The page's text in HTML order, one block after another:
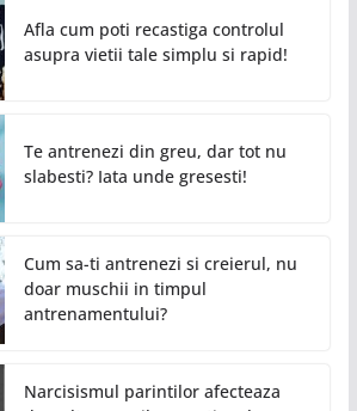
Afla cum poti recastiga controlul
asupra vietii tale simplu si rapid!
Te antrenezi din greu, dar tot nu
slabesti? Iata unde gresesti!
Cum sa-ti antrenezi si creierul, nu
doar muschii in timpul
antrenamentului?
Narcisismul parintilor afecteaza